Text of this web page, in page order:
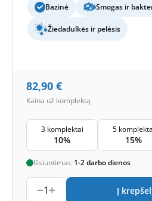
Bazinė
Smogas ir
Žiedadulkės ir pelėsis
82,90 €
Kaina už komplektą
3 komplektai
10%
5
15%
Išsiuntimas: 1-2 darbo dienos
1 Į